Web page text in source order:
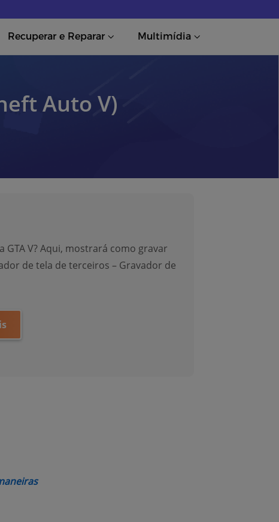
Recuperar e Reparar Multimídia
Auto V)
V? Aqui, mostrará como gravar
de tela de terceiros – Gravador de
new window)
(opens new window)